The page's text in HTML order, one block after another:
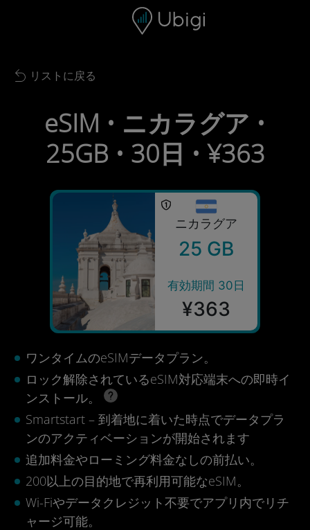
ナビゲーションバー フッター
Back to list
リストに戻る
eSIM • ニカラグア •
25GB • 30日 • ¥363
ニカラグア
25 GB
有効期間 30日
¥363
ワンタイムのeSIMデータプラン。
ロック解除されているeSIM対応端末への即時イ
ンストール。
Smartstart – 到着地に着いた時点でデータプラ
ンのアクティベーションが開始されます
追加料金やローミング料金なしの前払い。
200以上の目的地で再利用可能なeSIM。
Wi-Fiやデータクレジット不要でアプリ内でリチ
ャージ可能。